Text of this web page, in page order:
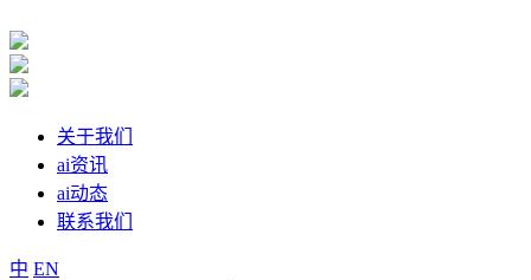
关于我们
ai资讯
ai动态
联系我们
中 EN